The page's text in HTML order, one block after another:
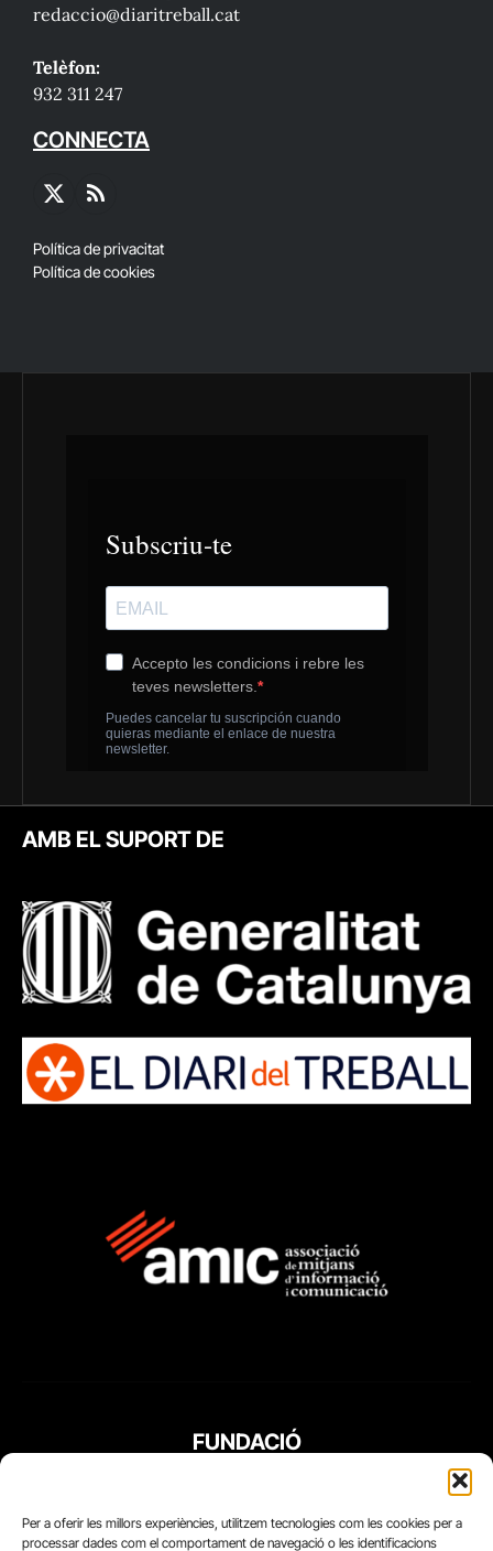
Per a oferir les millors experiències, utilitzem tecnologies com les cookies per a
processar dades com el comportament de navegació o les identificacions
redaccio@diaritreball.cat
Telèfon:
932 311 247
CONNECTA
X
RSS
Política de privacitat
Política de cookies
AMB EL SUPORT DE
FUNDACIÓ